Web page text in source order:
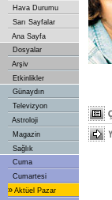
Hava Durumu
Sarı Sayfalar
Ana Sayfa
Dosyalar
Arşiv
Etkinlikler
Günaydın
Televizyon
Astroloji
Magazin
Sağlık
Cuma
Cumartesi
» Aktüel Pazar